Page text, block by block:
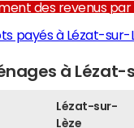
des revenus par
payés à Lézat-sur-
à Lézat-
Lézat-sur-
Lèze